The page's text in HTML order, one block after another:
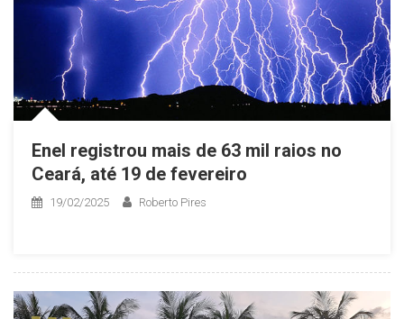
Enel registrou mais de 63 mil raios no
Ceará, até 19 de fevereiro
19/02/2025 Roberto Pires